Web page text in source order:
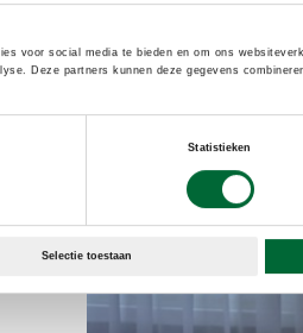
voor social media te bieden en om ons
Deze partners kunnen deze gegevens
Statistieken
Selectie toestaan